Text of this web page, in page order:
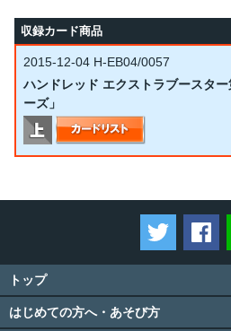
収録カード商品
2015-12-04 H-EB04/0057
ハンドレッド エクストラブースタ
ーズ」
ツイー
トップ
はじめての方へ・あそび方